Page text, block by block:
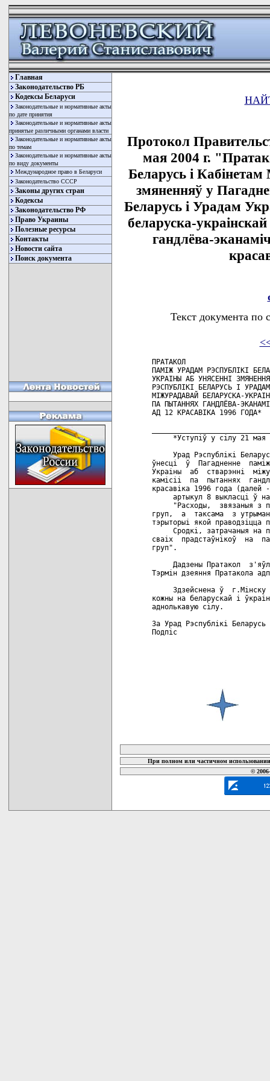
Главная
Законодательство РБ
Кодексы Беларуси
Законодательные и нормативные акты
по дате принятия
Законодательные и нормативные акты
принятые различными органами власти
Законодательные и нормативные акты
по темам
Законодательные и нормативные акты
по виду документы
Международное право в Беларуси
Законодательство СССР
Законы других стран
Кодексы
Законодательство РФ
Право Украины
Полезные ресурсы
Контакты
Новости сайта
Поиск документа
Протокол
мая 2004 г.
Беларусь i
змяненняў у
Беларусь i Урадам
беларуска-
гандлёва-
Текст документа по
ПРАТАКОЛ
ПАМIЖ УРАДАМ РЭСПУБЛIКI
УКРАIНЫ АБ УНЯСЕННI
РЭСПУБЛIКI БЕЛАРУСЬ I
МIЖУРАДАВАЙ БЕЛАРУСКА-
ПА ПЫТАННЯХ ГАНДЛЁВА-
АД 12 КРАСАВIКА 1996 ГОДА*
*Уступiў у сiлу 21 мая
Урад Рэспублiкi
ўнесцi  ў  Пагадненне
Украiны  аб  стварэннi
камiсii  па  пытаннях
красавiка 1996 года (далей
артыкул 8 выкласцi ў
"Расходы,  звязаныя з
груп,  а  таксама  з
тэрыторыi якой праводзiцца
Сродкi, затрачаныя на
сваiх  прадстаўнiкоў  на
груп".
Дадзены Пратакол
Тэрмiн дзеяння Пратакола
Здзейснена ў  г.Мiнску
кожны на беларускай i
аднолькавую сiлу.
За Урад Рэспублiкi
Подпiс
При полном или частичном
©